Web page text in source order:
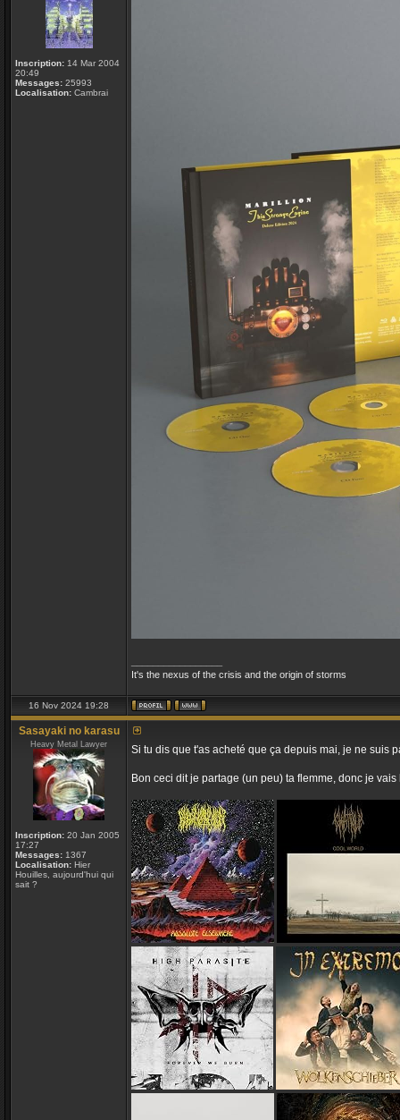
Inscription: 14 Mar 2004
20:49
Messages: 25993
Localisation: Cambrai
It's the nexus of the crisis and the origin of storms
16 Nov 2024 19:28
Sasayaki no karasu
Heavy Metal Lawyer
Inscription: 20 Jan 2005
17:27
Messages: 1367
Localisation: Hier
Houilles, aujourd'hui qui
sait ?
Si tu dis que t'as acheté que ça depuis mai, je ne suis
Bon ceci dit je partage (un peu) ta flemme, donc je